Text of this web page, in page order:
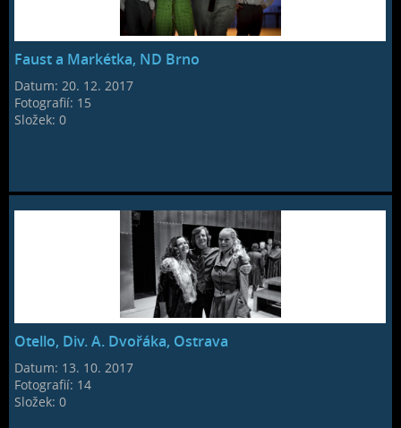
Faust a Markétka, ND Brno
Datum: 20. 12. 2017
Fotografií: 15
Složek:0
Otello, Div. A. Dvořáka, Ostrava
Datum: 13. 10. 2017
Fotografií: 14
Složek:0